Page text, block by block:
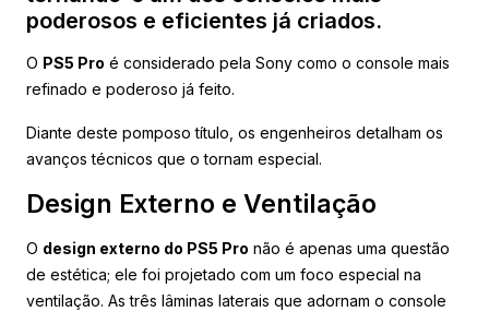
poderosos e eficientes já criados.
O PS5 Pro é considerado pela Sony como o console mais
refinado e poderoso já feito.
Diante deste pomposo título, os engenheiros detalham os
avanços técnicos que o tornam especial.
Design Externo e Ventilação
O design externo do PS5 Pro não é apenas uma questão
de estética; ele foi projetado com um foco especial na
ventilação. As três lâminas laterais que adornam o console